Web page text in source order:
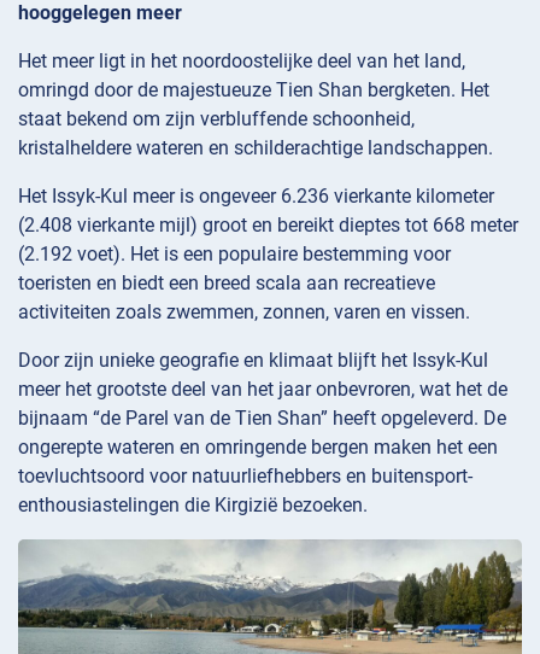
hooggelegen meer
Het meer ligt in het noordoostelijke deel van het land,
omringd door de majestueuze Tien Shan bergketen. Het
staat bekend om zijn verbluffende schoonheid,
kristalheldere wateren en schilderachtige landschappen.
Het Issyk-Kul meer is ongeveer 6.236 vierkante kilometer
(2.408 vierkante mijl) groot en bereikt dieptes tot 668 meter
(2.192 voet). Het is een populaire bestemming voor
toeristen en biedt een breed scala aan recreatieve
activiteiten zoals zwemmen, zonnen, varen en vissen.
Door zijn unieke geografie en klimaat blijft het Issyk-Kul
meer het grootste deel van het jaar onbevroren, wat het de
bijnaam “de Parel van de Tien Shan” heeft opgeleverd. De
ongerepte wateren en omringende bergen maken het een
toevluchtsoord voor natuurliefhebbers en buitensport-
enthousiastelingen die Kirgizië bezoeken.